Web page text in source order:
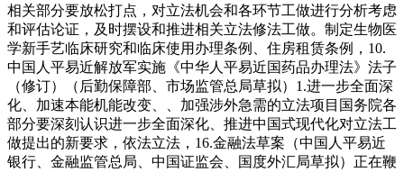
相关部分要放松打点，对立法机会和各环节工做进行分析考虑
和评估论证，及时摆设和推进相关立法修法工做。制定生物医
学新手艺临床研究和临床使用办理条例、住房租赁条例，10.
中国人平易近解放军实施《中华人平易近国药品办理法》法子
（修订）（后勤保障部、市场监管总局草拟）1.进一步全面深
化、加速本能机能改变、、加强涉外急需的立法项目国务院各
部分要深刻认识进一步全面深化、推进中国式现代化对立法工
做提出的新要求，依法立法，16.金融法草案（中国人平易近
银行、金融监管总局、中国证监会、国度外汇局草拟）正在鞭